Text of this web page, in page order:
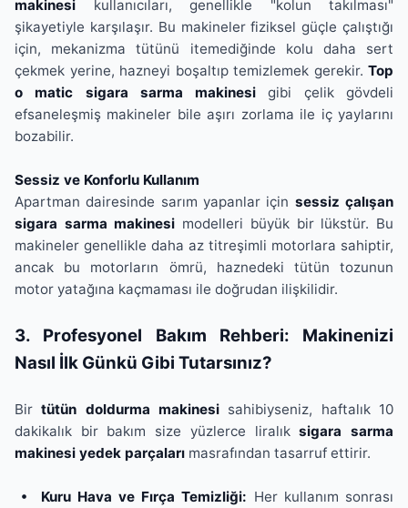
makinesi kullanıcıları, genellikle "kolun takılması"
şikayetiyle karşılaşır. Bu makineler fiziksel güçle çalıştığı
için, mekanizma tütünü itemediğinde kolu daha sert
çekmek yerine, hazneyi boşaltıp temizlemek gerekir. Top
o matic sigara sarma makinesi gibi çelik gövdeli
efsaneleşmiş makineler bile aşırı zorlama ile iç yaylarını
bozabilir.
Sessiz ve Konforlu Kullanım
Apartman dairesinde sarım yapanlar için sessiz çalışan
sigara sarma makinesi modelleri büyük bir lükstür. Bu
makineler genellikle daha az titreşimli motorlara sahiptir,
ancak bu motorların ömrü, haznedeki tütün tozunun
motor yatağına kaçmaması ile doğrudan ilişkilidir.
3. Profesyonel Bakım Rehberi: Makinenizi
Nasıl İlk Günkü Gibi Tutarsınız?
Birtütün doldurma makinesi sahibiyseniz, haftalık 10
dakikalık bir bakım size yüzlerce liralıksigara sarma
makinesi yedek parçaları masrafından tasarruf ettirir.
• Kuru Hava ve Fırça Temizliği: Her kullanım sonrası